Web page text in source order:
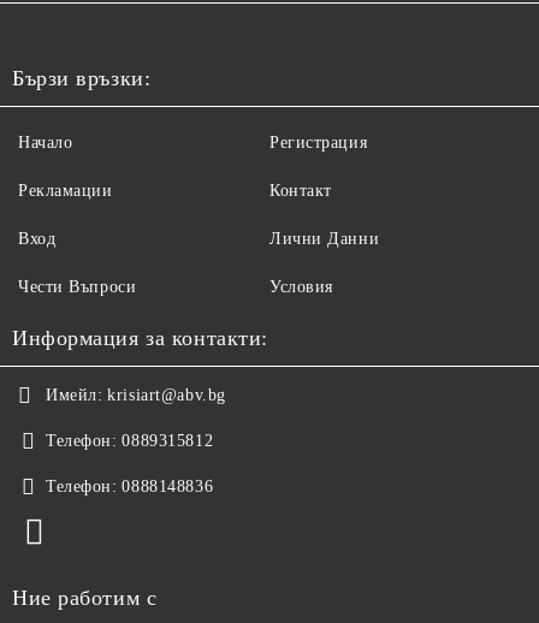
Бързи връзки:
Начало
Рекламации
Вход
Чести Въпроси
Регистрация
Контакт
Лични Данни
Условия
Информация за контакти:
Имейл: krisiart@abv.bg
Телефон: 0889315812
Телефон: 0888148836
Ние работим с